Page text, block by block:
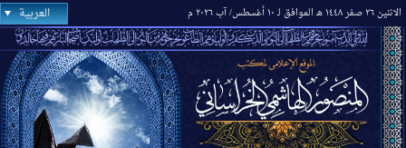
الاثنين ٢٦ صفر ١٤٤٨ هـ الموافق لـ ١٠ أغسطس/ آب ٢٠٢٦ م العربية